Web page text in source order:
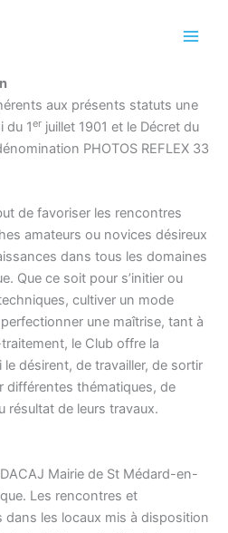
aux présents statuts une
du 1er juillet 1901 et le Décret du
PHOTOS REFLEX 33
de favoriser les rencontres
amateurs ou novices désireux
dans tous les domaines
Que ce soit pour s’initier ou
cultiver un mode
une maîtrise, tant à
le Club offre la
désirent, de travailler, de sortir
différentes thématiques, de
résultat de leurs travaux.
Mairie de St Médard-en-
Les rencontres et
dans les locaux mis à disposition